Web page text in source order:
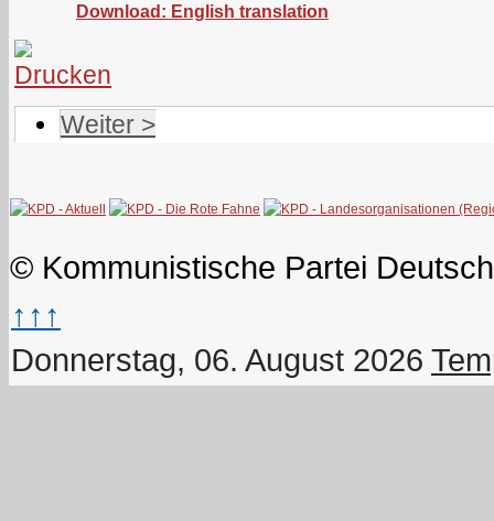
Download: English translation
Weiter >
© Kommunistische Partei
↑↑↑
Donnerstag, 06. August 2026